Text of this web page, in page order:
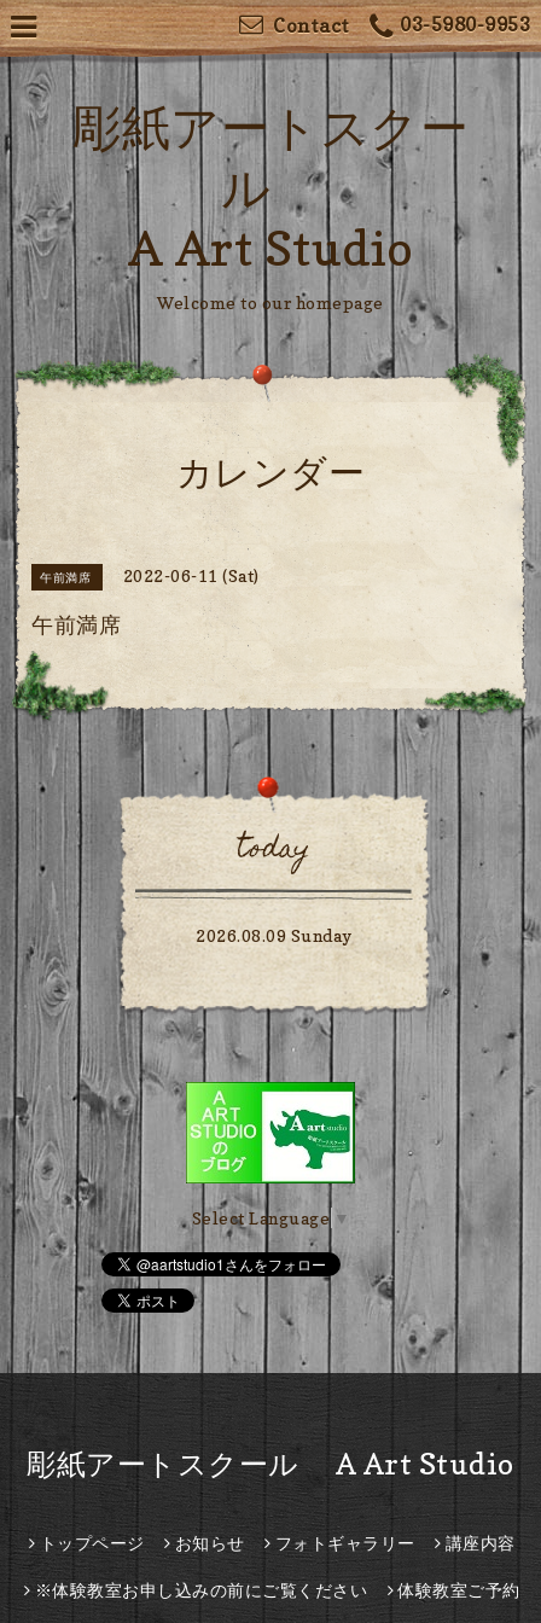
03-5980-9953
Contact
彫紙アートスクー
ル
A Art Studio
Welcome to our homepage
カレンダー
午前満席 2022-06-11 (Sat)
午前満席
today
2026.08.09 Sunday
Select Language ▼
彫紙アートスクール A Art Studio
トップページ お知らせ フォトギャラリー 講座内容
※体験教室お申し込みの前にご覧ください 体験教室ご予約